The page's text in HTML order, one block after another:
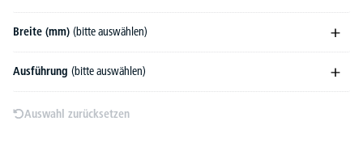
Breite (mm) (bitte auswählen)
Ausführung (bitte auswählen)
Auswahl zurücksetzen